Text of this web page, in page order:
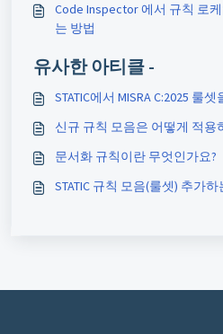
Code Inspector 에서 규칙 로
는 방법
유사한 아티클 -
STATIC에서 MISRA C:2025 룰
신규 규칙 모음은 어떻게 적용
문서화 규칙이란 무엇인가요?
STATIC 규칙 모음(룰셋) 추가